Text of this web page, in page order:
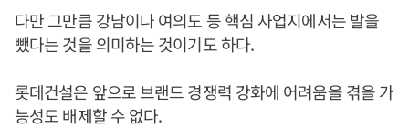
다만 그만큼 강남이나 여의도 등 핵심 사업지에서는 발을
뺐다는 것을 의미하는 것이기도 하다.
롯데건설은 앞으로 브랜드 경쟁력 강화에 어려움을 겪을 가
능성도 배제할 수 없다.